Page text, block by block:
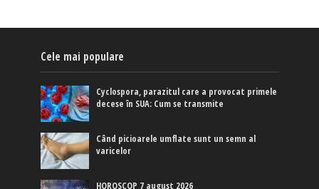
Cele mai populare
Cyclospora, parazitul care a provocat primele
decese în SUA: Cum se transmite
Când picioarele umflate sunt un semn al
varicelor
HOROSCOP 7 august 2026